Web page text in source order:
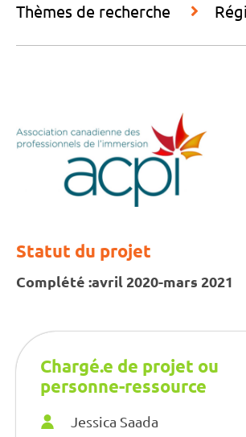
Thèmes de recherche
Statut du projet
Complété :avril 2020-mars 2021
Chargé.e de projet ou
personne-ressource
Jessica Saada